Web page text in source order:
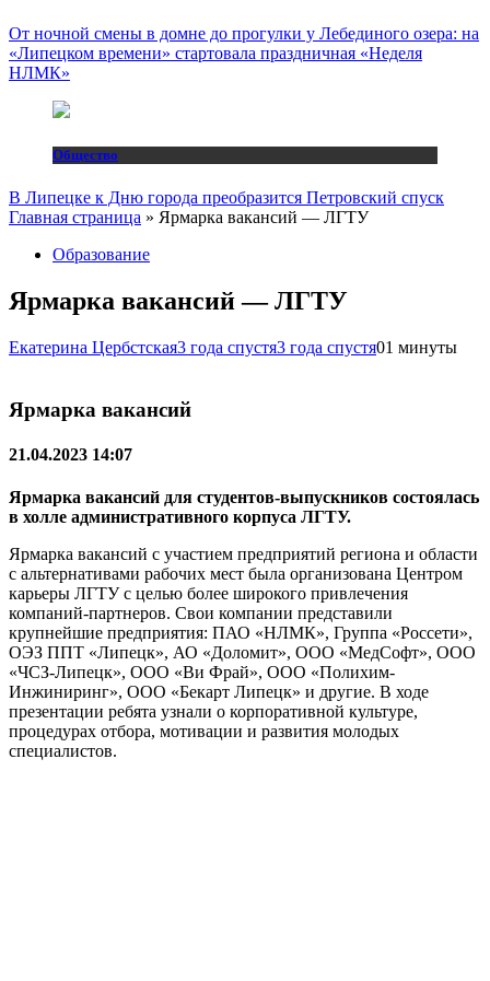
От ночной смены в домне до прогулки у Лебединого озера: на
«Липецком времени» стартовала праздничная «Неделя
НЛМК»
Общество
В Липецке к Дню города преобразится Петровский спуск
Главная страница » Ярмарка вакансий — ЛГТУ
Образование
Ярмарка вакансий — ЛГТУ
Екатерина Цербстская3 года спустя3 года спустя01 минуты
Ярмарка вакансий
21.04.2023 14:07
Ярмарка вакансий для студентов-выпускников состоялась
в холле административного корпуса ЛГТУ.
Ярмарка вакансий с участием предприятий региона и области
с альтернативами рабочих мест была организована Центром
карьеры ЛГТУ с целью более широкого привлечения
компаний-партнеров. Свои компании представили
крупнейшие предприятия: ПАО «НЛМК», Группа «Россети»,
ОЭЗ ППТ «Липецк», АО «Доломит», ООО «МедСофт», ООО
«ЧСЗ-Липецк», ООО «Ви Фрай», ООО «Полихим-
Инжиниринг», ООО «Бекарт Липецк» и другие. В ходе
презентации ребята узнали о корпоративной культуре,
процедурах отбора, мотивации и развития молодых
специалистов.